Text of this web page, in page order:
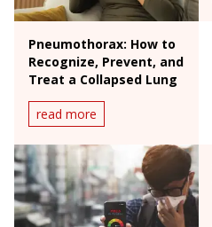
Pneumothorax: How to
Recognize, Prevent, and
Treat a Collapsed Lung
read more